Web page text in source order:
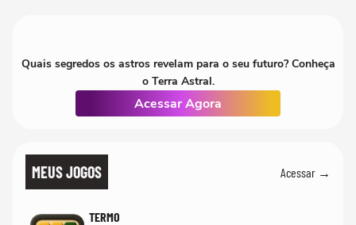
Quais segredos os astros revelam para o seu futuro? Conheça
o Terra Astral.
Acessar Agora
MEUS JOGOS Acessar →
TERMO